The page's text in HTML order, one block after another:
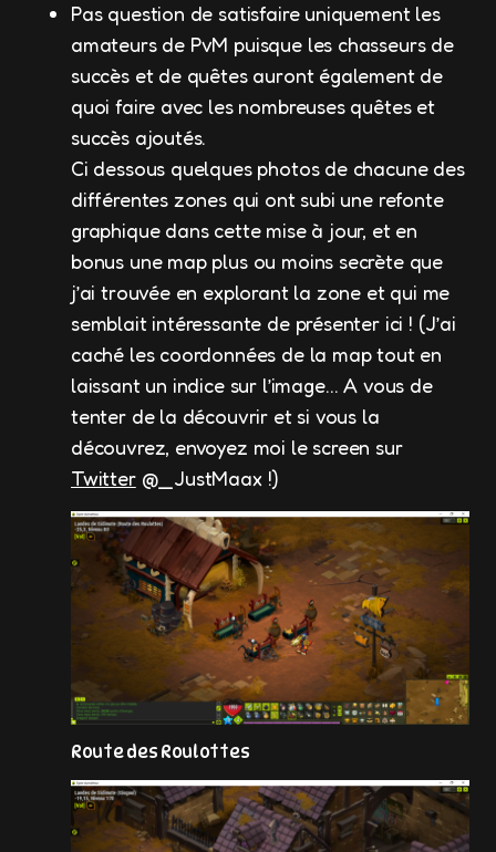
Pas question de satisfaire uniquement les
amateurs de PvM puisque les chasseurs de
succès et de quêtes auront également de
quoi faire avec les nombreuses quêtes et
succès ajoutés.
Ci dessous quelques photos de chacune des
différentes zones qui ont subi une refonte
graphique dans cette mise à jour, et en
bonus une map plus ou moins secrète que
j’ai trouvée en explorant la zone et qui me
semblait intéressante de présenter ici ! (J’ai
caché les coordonnées de la map tout en
laissant un indice sur l’image… A vous de
tenter de la découvrir et si vous la
découvrez, envoyez moi le screen sur
Twitter@_JustMaax !)
Route des Roulottes